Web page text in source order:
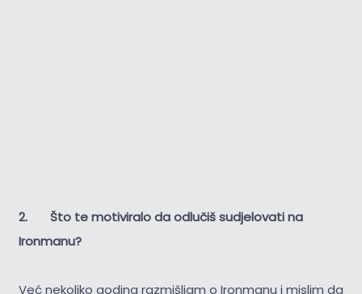
2. Što te motiviralo da odlučiš sudjelovati na
Ironmanu?
Već nekoliko godina razmišljam o Ironmanu i mislim da